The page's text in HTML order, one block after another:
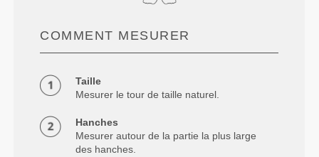
COMMENT MESURER
Taille
Mesurer le tour de taille naturel.
Hanches
Mesurer autour de la partie la plus large
des hanches.